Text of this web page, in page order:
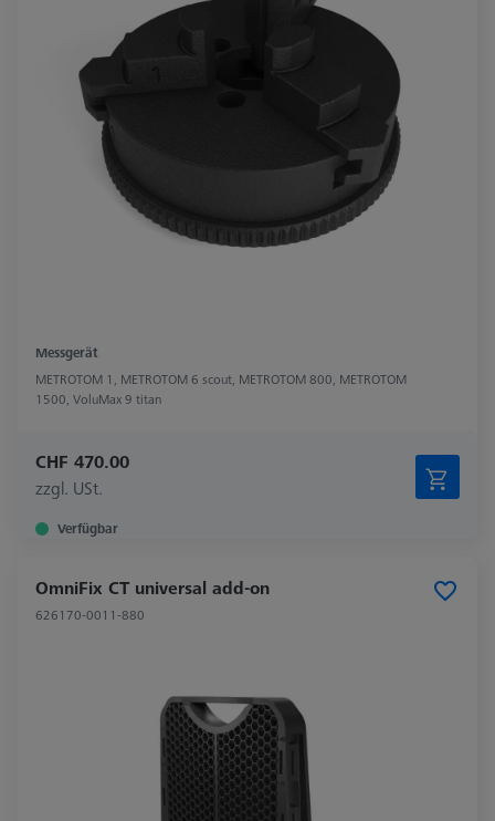
Messgerät
METROTOM 1, METROTOM 6 scout, METROTOM 800, METROTOM
1500, VoluMax 9 titan
CHF 470.00
zzgl. USt.
Verfügbar
OmniFix CT universal add-on
626170-0011-880